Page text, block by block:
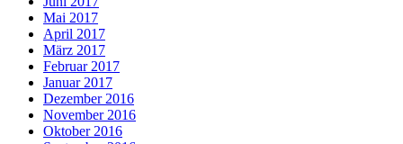
Mai 2017
April 2017
März 2017
Februar 2017
Januar 2017
Dezember 2016
November 2016
Oktober 2016